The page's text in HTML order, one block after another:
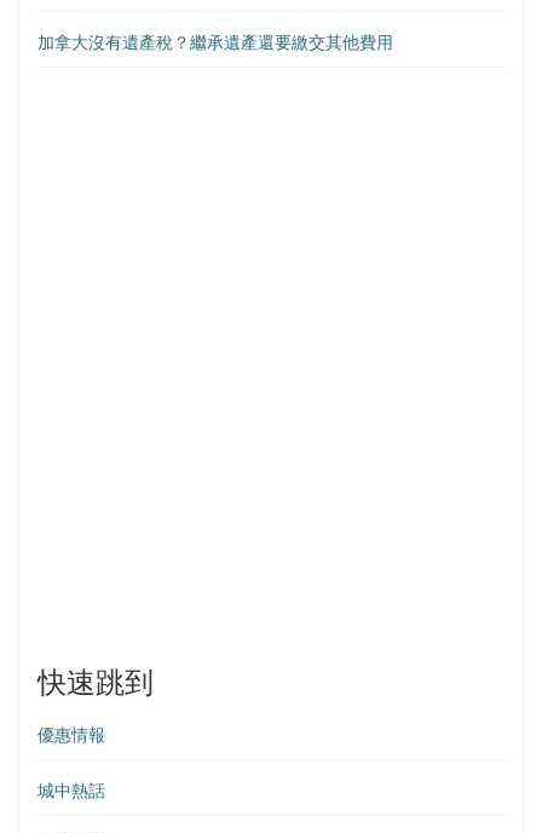
加拿大沒有遺產稅？繼承遺產還要繳交其他費用
快速跳到
優惠情報
城中熱話